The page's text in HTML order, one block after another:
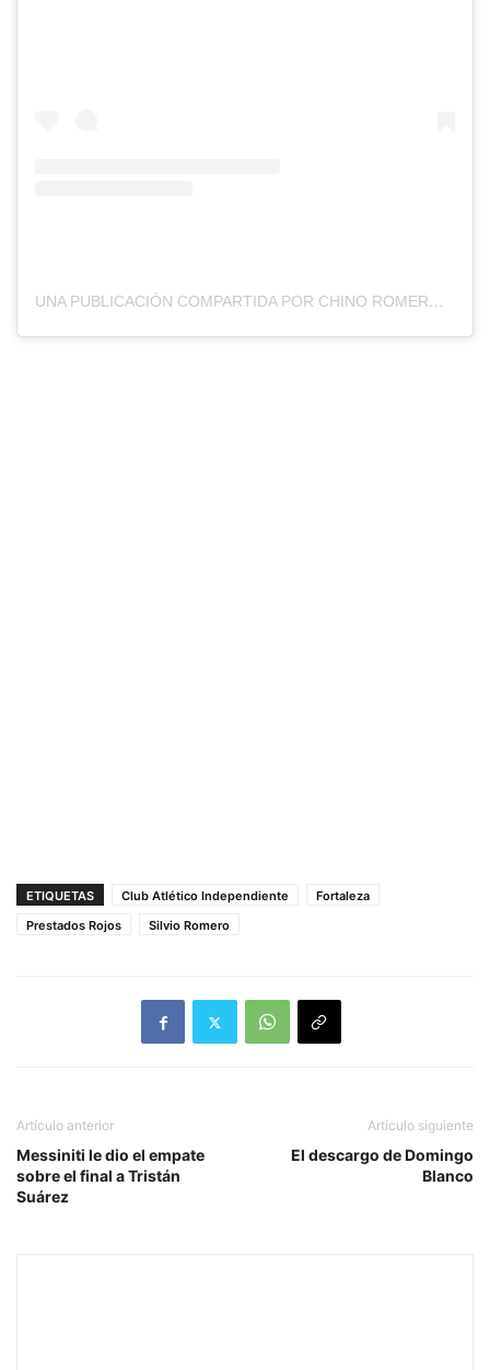
UNA PUBLICACIÓN COMPARTIDA POR CHINO ROMERO OFICIAL (@SILVIOROMEROOK)
ETIQUETAS Club Atlético Independiente
Fortaleza
Prestados Rojos
Silvio Romero
Artículo anterior
Messiniti le dio el empate
sobre el final a Tristán
Suárez
Artículo siguiente
El descargo de Domingo
Blanco